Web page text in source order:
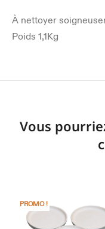
À nettoyer
Poids 1,1Kg
Vous
PROMO !